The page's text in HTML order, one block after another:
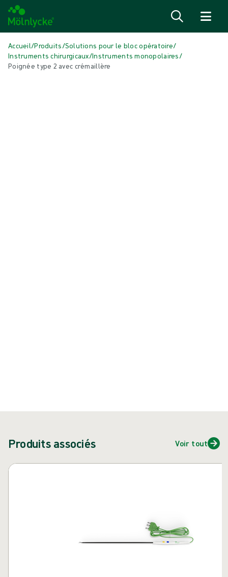
Accueil/Produits/Solutions pour le bloc opératoire/
Instruments chirurgicaux/Instruments monopolaires/
Poignée type 2 avec crémaillère
Produits associés Voir tout